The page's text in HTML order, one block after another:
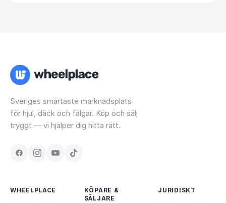
Sveriges smartaste marknadsplats
för hjul, däck och fälgar. Köp och sälj
tryggt — vi hjälper dig hitta rätt.
WHEELPLACE
KÖPARE &
SÄLJARE
JURIDISKT